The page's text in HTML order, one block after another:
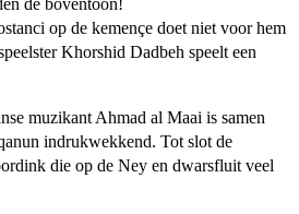
de boventoon!
op de kemençe doet niet voor hem
Khorshid Dadbeh speelt een
muzikant Ahmad al Maai is samen
indrukwekkend. Tot slot de
die op de Ney en dwarsfluit veel